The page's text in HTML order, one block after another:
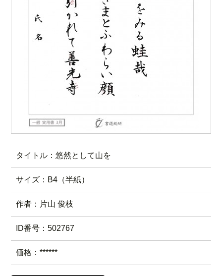
タイトル：悠然として山を
サイズ：B4（半紙）
作者：片山 俊枝
ID番号：502767
価格：******